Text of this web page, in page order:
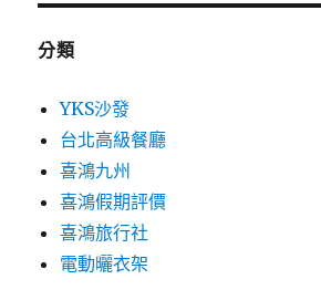
分類
YKS沙發
台北高級餐廳
喜鴻九州
喜鴻假期評價
喜鴻旅行社
電動曬衣架